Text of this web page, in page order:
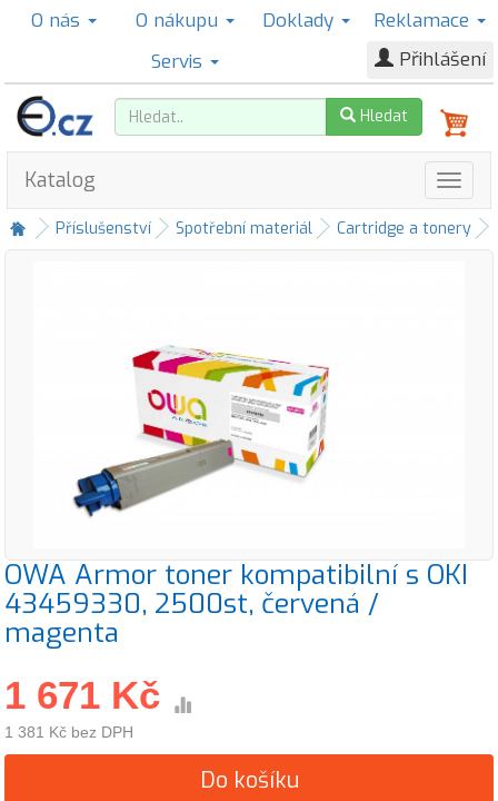
O nás O nákupu Doklady
Reklamace
Servis
Přihlášení
Hledat
Katalog
Příslušenství Spotřební materiál Cartridge a tonery
OWA Armor toner kompatibilní s OKI
43459330, 2500st, červená /
magenta
1 671 Kč
1 381 Kč bez DPH
Do košíku